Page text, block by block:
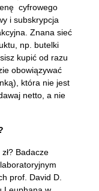
cyfrowego
i subskrypcja
Znana sieć
np. butelki
kupić od razu
obowiązywać
która nie jest
netto, a nie
Badacze
prof. David D.